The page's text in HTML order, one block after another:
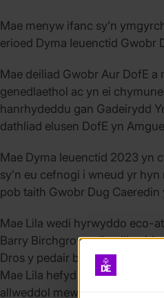
Mae menyw ifanc sy’n
erioed Dyma Ieuenctid Gwobr
Mae deiliad Gwobr Aur DofE
genedlaethol ac yn ei
hanrhydeddu gan Gadeirydd
dathliad elusen DofE yn
Mae Dyma Ieuenctid 2023 yn
sy’n eu cefnogi i wneud yr
pob taith Gwobr Dug
Mae Lila wedi hyrwyddo eco-
Barry Birchgrove, disodli
Dros y pedair blynedd
Mae Lila hefyd yn aelod o
allweddol mewn